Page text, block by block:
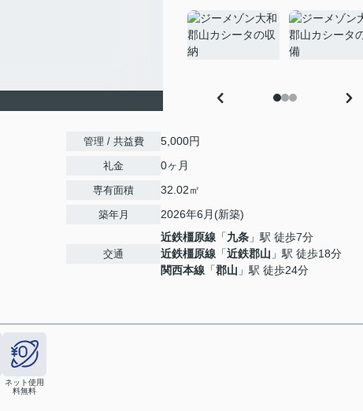
管理 / 共益費 5,000円
礼金 0ヶ月
専有面積 32.02㎡
築年月 2026年6月(新築)
交通
近鉄橿原線 「九条 」駅 徒歩7分
近鉄橿原線 「近鉄郡山 」駅 徒歩18分
関西本線 「郡山 」駅 徒歩24分
ネット使用
料無料